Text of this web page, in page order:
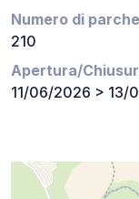
Numero di
210
Apertura/
11/06/2026 > 13/